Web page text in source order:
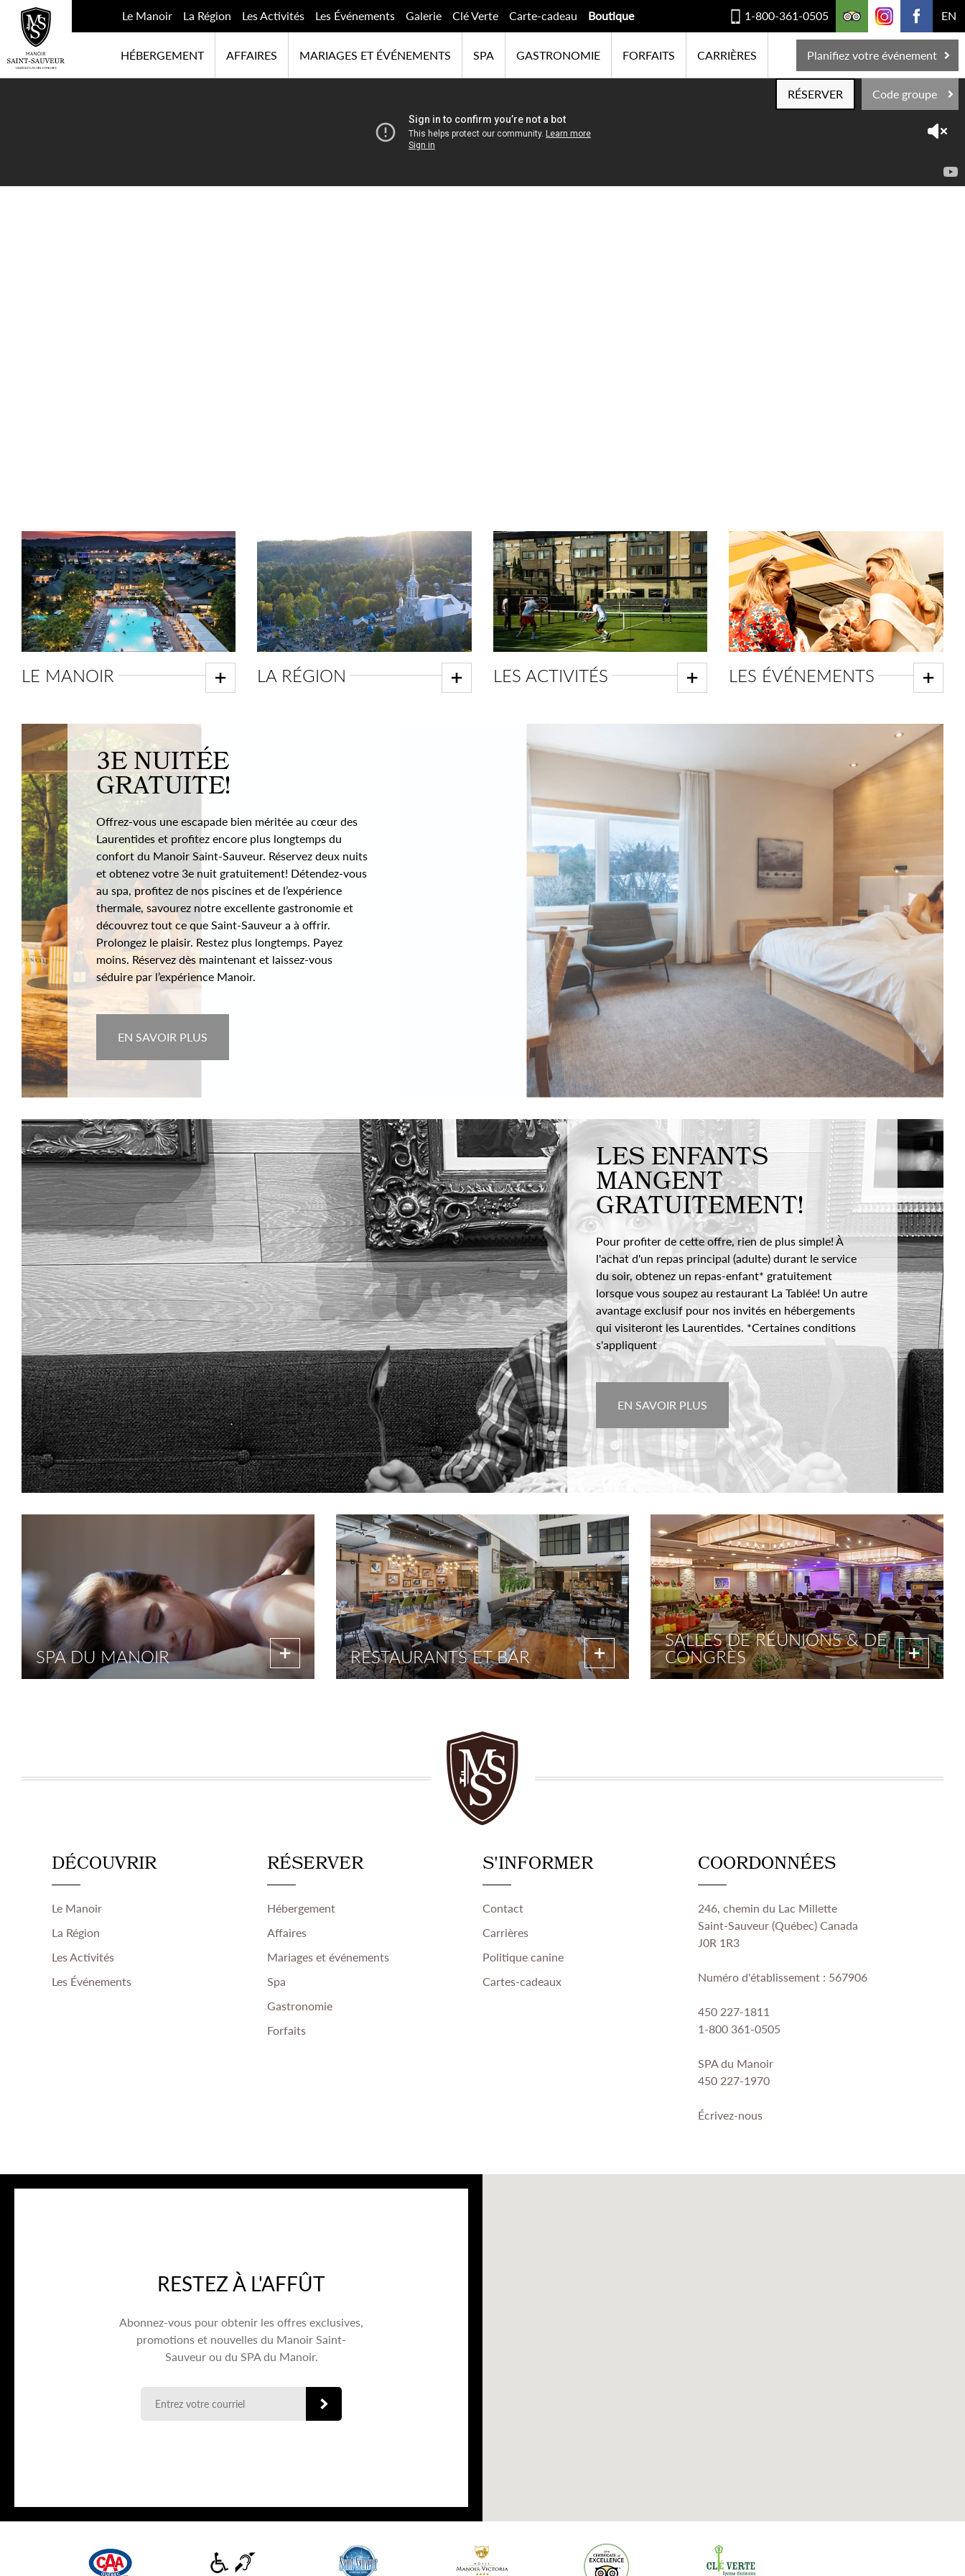
Le Manoir La Région Les Activités Les Événements Galerie Clé Verte Carte-cadeau Boutique EN
1-800-361-0505
HÉBERGEMENT AFFAIRES MARIAGES ET ÉVÉNEMENTS SPA GASTRONOMIE FORFAITS CARRIÈRES Planifiez votre événement
Code groupe
RÉSERVER
LE MANOIR LA RÉGION LES ACTIVITÉS LES ÉVÉNEMENTS
3E NUITÉE
GRATUITE!
Offrez-vous une escapade bien méritée au cœur des
Laurentides et profitez encore plus longtemps du
confort du Manoir Saint-Sauveur. Réservez deux nuits
et obtenez votre 3e nuit gratuitement! Détendez-vous
au spa, profitez de nos piscines et de l’expérience
thermale, savourez notre excellente gastronomie et
découvrez tout ce que Saint-Sauveur a à offrir.
Prolongez le plaisir. Restez plus longtemps. Payez
moins. Réservez dès maintenant et laissez-vous
séduire par l’expérience Manoir.
EN SAVOIR PLUS
LES ENFANTS
MANGENT
GRATUITEMENT!
Pour profiter de cette offre, rien de plus simple! À
l'achat d'un repas principal (adulte) durant le service
du soir, obtenez un repas-enfant* gratuitement
lorsque vous soupez au restaurant La Tablée! Un autre
avantage exclusif pour nos invités en hébergements
qui visiteront les Laurentides. *Certaines conditions
s'appliquent
EN SAVOIR PLUS
SPA DU MANOIR RESTAURANTS ET BAR
SALLES DE RÉUNIONS & DE
CONGRÈS
DÉCOUVRIR
Le Manoir
La Région
Les Activités
Les Événements
RÉSERVER
Hébergement
Affaires
Mariages et événements
Spa
Gastronomie
Forfaits
S'INFORMER
Contact
Carrières
Politique canine
Cartes-cadeaux
COORDONNÉES
246, chemin du Lac Millette
Saint-Sauveur (Québec) Canada
J0R 1R3
Numéro d'établissement : 567906
450 227-1811
1-800 361-0505
SPA du Manoir
450 227-1970
Écrivez-nous
RESTEZ À L'AFFÛT
Abonnez-vous pour obtenir les offres exclusives,
promotions et nouvelles du Manoir Saint-
Sauveur ou du SPA du Manoir.